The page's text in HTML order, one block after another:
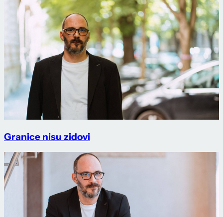
Granice nisu zidovi